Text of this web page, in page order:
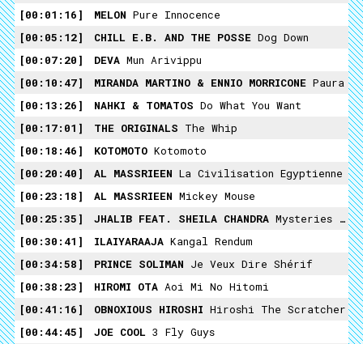
00:01:16
MELON Pure Innocence
00:05:12
CHILL E.B. AND THE POSSE Dog Down
00:07:20
DEVA Mun Arivippu
00:10:47
MIRANDA MARTINO & ENNIO MORRICONE Paura
00:13:26
NAHKI & TOMATOS Do What You Want
00:17:01
THE ORIGINALS The Whip
00:18:46
KOTOMOTO Kotomoto
00:20:40
AL MASSRIEEN La Civilisation Egyptienne
00:23:18
AL MASSRIEEN Mickey Mouse
00:25:35
JHALIB FEAT. SHEILA CHANDRA Mysteries Of The East
00:30:41
ILAIYARAAJA Kangal Rendum
00:34:58
PRINCE SOLIMAN Je Veux Dire Shérif
00:38:23
HIROMI OTA Aoi Mi No Hitomi
00:41:16
OBNOXIOUS HIROSHI Hiroshi The Scratcher
00:44:45
JOE COOL 3 Fly Guys